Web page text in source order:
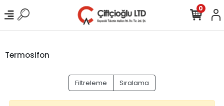
0
Termosifon
Filtreleme Sıralama